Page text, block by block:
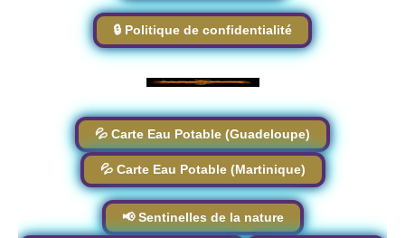
🔒 Politique de confidentialité
💦 Carte Eau Potable (Guadeloupe)
💦 Carte Eau Potable (Martinique)
📢 Sentinelles de la nature